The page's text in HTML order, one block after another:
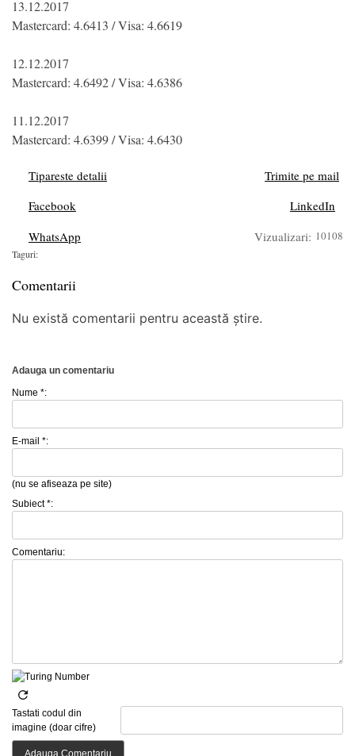
13.12.2017
Mastercard: 4.6413 / Visa: 4.6619
12.12.2017
Mastercard: 4.6492 / Visa: 4.6386
11.12.2017
Mastercard: 4.6399 / Visa: 4.6430
Tipareste detalii
Trimite pe mail
Facebook
LinkedIn
WhatsApp
Vizualizari: 10108
Taguri:
Comentarii
Nu există comentarii pentru această știre.
Adauga un comentariu
Nume *:
E-mail *:
(nu se afiseaza pe site)
Subiect *:
Comentariu:
Tastati codul din
imagine (doar cifre)